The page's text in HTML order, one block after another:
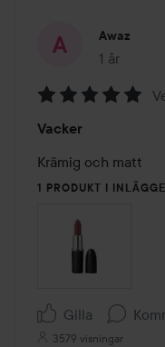
Awaz
1 år
Inlägget
5
av
5
Vacker
Krämig och matt
1 PRODUKT I
Gilla
3579 visningar